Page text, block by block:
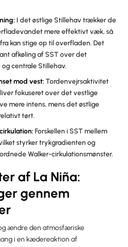
I det østlige Stillehav trækker de
mere effektivt væk, så
kan stige op til overfladen. Det
afkøling af SST over det
centrale Stillehav.
mod vest:Tordenvejrsaktivitet
fokuseret over det vestlige
mere intens, mens det østlige
tørt.
Forskellen i SST mellem
styrker trykgradienten og
Walker-cirkulationsmønster.
af La Niña:
gennem
ændre den atmosfæriske
i en kædereaktion af